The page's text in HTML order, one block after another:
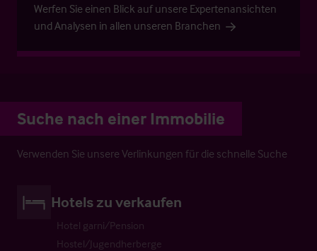
Werfen Sie einen Blick auf unsere Expertenansichten
und Analysen in allen unseren Branchen
Suche nach einer Immobilie
Verwenden Sie unsere Verlinkungen für die schnelle Suche
Hotels zu verkaufen
Hotel garni/Pension
Hostel/Jugendherberge